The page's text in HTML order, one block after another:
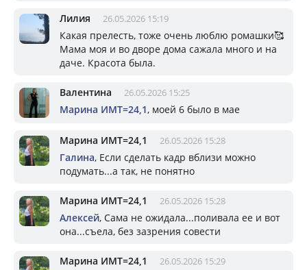
Лилия 26.05.2026 15:19
Какая прелесть, тоже очень люблю ромашки🥰
Мама моя и во дворе дома сажала много и на
даче. Красота была.
Валентина 26.05.2026 15:25
Марина ИМТ=24,1, моей 6 было в мае
Марина ИМТ=24,1 26.05.2026 15:28
Галина, Если сделать кадр вблизи можно
подумать...а так, не понятно
Марина ИМТ=24,1 26.05.2026 15:28
Алексей, Сама не ожидала...поливала ее и вот
она...съела, без зазрения совести
Марина ИМТ=24,1 26.05.2026 15:29